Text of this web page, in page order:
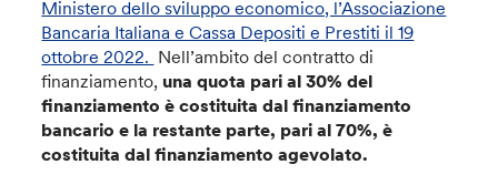
Ministero dello sviluppo economico, l’Associazione
Bancaria Italiana e Cassa Depositi e Prestiti il 19
ottobre 2022. Nell’ambito del contratto di
finanziamento, una quota pari al 30% del
finanziamento è costituita dal finanziamento
bancario e la restante parte, pari al 70%, è
costituita dal finanziamento agevolato.